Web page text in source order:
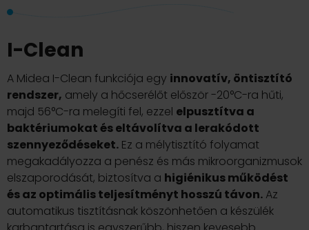
I-Clean
A Midea I-Clean funkciója egy innovatív, öntisztító
rendszer, amely a hőcserélőt először -20°C-ra hűti,
majd 56°C-ra melegíti fel, ezzel elpusztítva a
baktériumokat és eltávolítva a lerakódott
szennyeződéseket. Ez a mélytisztító folyamat
megakadályozza a penész és más mikroorganizmusok
elszaporodását, biztosítva a higiénikus működést
és az optimális teljesítményt hosszú távon. Az
automatikus tisztításnak köszönhetően a készülék